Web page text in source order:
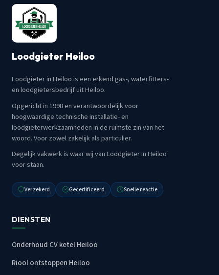
Loodgieter Heiloo
Loodgieter in Heiloo is een erkend gas-, waterfitters-
en loodgietersbedrijf uit Heiloo.
Opgericht in 1998 en verantwoordelijk voor
hoogwaardige technische installatie- en
loodgieterwerkzaamheden in de ruimste zin van het
woord. Voor zowel zakelijk als particulier.
Degelijk vakwerk is waar wij van Loodgieter in Heiloo
voor staan.
Verzekerd Gecertificeerd Snelle reactie
DIENSTEN
Onderhoud CV ketel Heiloo
Riool ontstoppen Heiloo